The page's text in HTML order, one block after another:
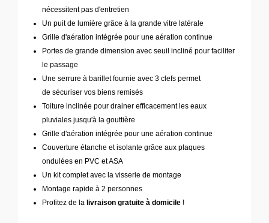
nécessitent pas d'entretien
Un puit de lumière grâce à la grande vitre latérale
Grille d'aération intégrée pour une aération continue
Portes de grande dimension avec seuil incliné pour faciliter
le passage
Une serrure à barillet fournie avec 3 clefs permet
de sécuriser vos biens remisés
Toiture inclinée pour drainer efficacement les eaux
pluviales jusqu'à la gouttière
Grille d'aération intégrée pour une aération continue
Couverture étanche et isolante grâce aux plaques
ondulées en PVC et ASA
Un kit complet avec la visserie de montage
Montage rapide à 2 personnes
Profitez de la livraison gratuite à domicile !